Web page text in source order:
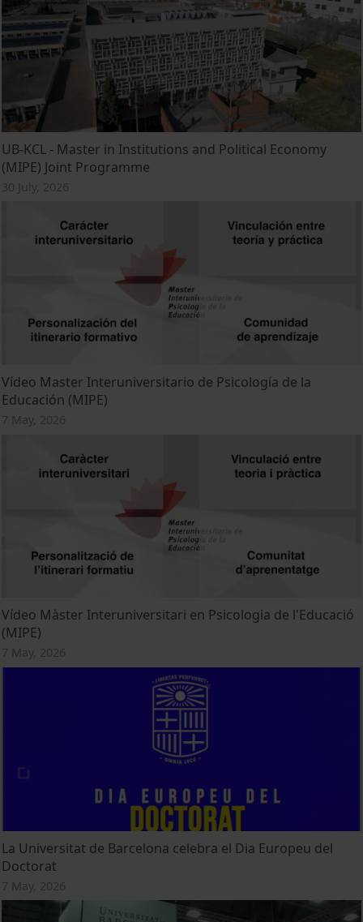
UB-KCL - Master in Institutions and Political Economy
(MIPE) Joint Programme
30 July, 2026
Vídeo Master Interuniversitario de Psicología de la
Educación (MIPE)
7 May, 2026
Vídeo Màster Interuniversitari en Psicologia de l'Educació
(MIPE)
7 May, 2026
La Universitat de Barcelona celebra el Dia Europeu del
Doctorat
7 May, 2026